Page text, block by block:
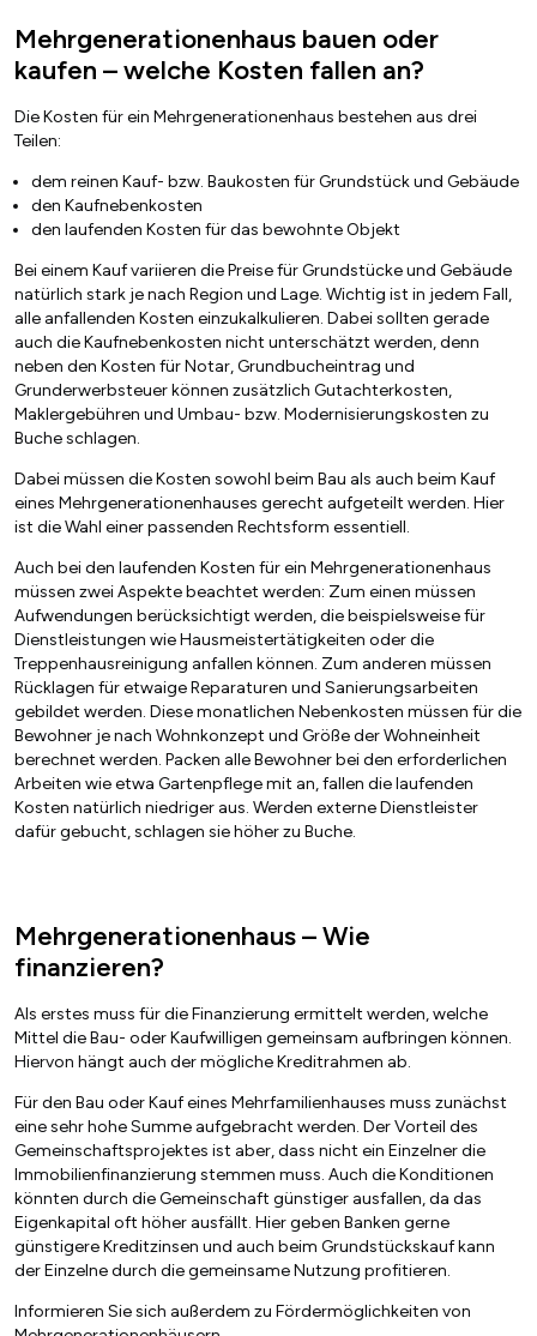
Mehrgenerationenhaus bauen oder
kaufen – welche Kosten fallen an?
Die Kosten für ein Mehrgenerationenhaus bestehen aus drei
Teilen:
dem reinen Kauf- bzw. Baukosten für Grundstück und Gebäude
den Kaufnebenkosten
den laufenden Kosten für das bewohnte Objekt
Bei einem Kauf variieren die Preise für Grundstücke und Gebäude
natürlich stark je nach Region und Lage. Wichtig ist in jedem Fall,
alle anfallenden Kosten einzukalkulieren. Dabei sollten gerade
auch die Kaufnebenkosten nicht unterschätzt werden, denn
neben den Kosten für Notar, Grundbucheintrag und
Grunderwerbsteuer können zusätzlich Gutachterkosten,
Maklergebühren und Umbau- bzw. Modernisierungskosten zu
Buche schlagen.
Dabei müssen die Kosten sowohl beim Bau als auch beim Kauf
eines Mehrgenerationenhauses gerecht aufgeteilt werden. Hier
ist die Wahl einer passenden Rechtsform essentiell.
Auch bei den laufenden Kosten für ein Mehrgenerationenhaus
müssen zwei Aspekte beachtet werden: Zum einen müssen
Aufwendungen berücksichtigt werden, die beispielsweise für
Dienstleistungen wie Hausmeistertätigkeiten oder die
Treppenhausreinigung anfallen können. Zum anderen müssen
Rücklagen für etwaige Reparaturen und Sanierungsarbeiten
gebildet werden. Diese monatlichen Nebenkosten müssen für die
Bewohner je nach Wohnkonzept und Größe der Wohneinheit
berechnet werden. Packen alle Bewohner bei den erforderlichen
Arbeiten wie etwa Gartenpflege mit an, fallen die laufenden
Kosten natürlich niedriger aus. Werden externe Dienstleister
dafür gebucht, schlagen sie höher zu Buche.
Mehrgenerationenhaus – Wie
finanzieren?
Als erstes muss für die Finanzierung ermittelt werden, welche
Mittel die Bau- oder Kaufwilligen gemeinsam aufbringen können.
Hiervon hängt auch der mögliche Kreditrahmen ab.
Für den Bau oder Kauf eines Mehrfamilienhauses muss zunächst
eine sehr hohe Summe aufgebracht werden. Der Vorteil des
Gemeinschaftsprojektes ist aber, dass nicht ein Einzelner die
Immobilienfinanzierung stemmen muss. Auch die Konditionen
könnten durch die Gemeinschaft günstiger ausfallen, da das
Eigenkapital oft höher ausfällt. Hier geben Banken gerne
günstigere Kreditzinsen und auch beim Grundstückskauf kann
der Einzelne durch die gemeinsame Nutzung profitieren.
Informieren Sie sich außerdem zu Fördermöglichkeiten von